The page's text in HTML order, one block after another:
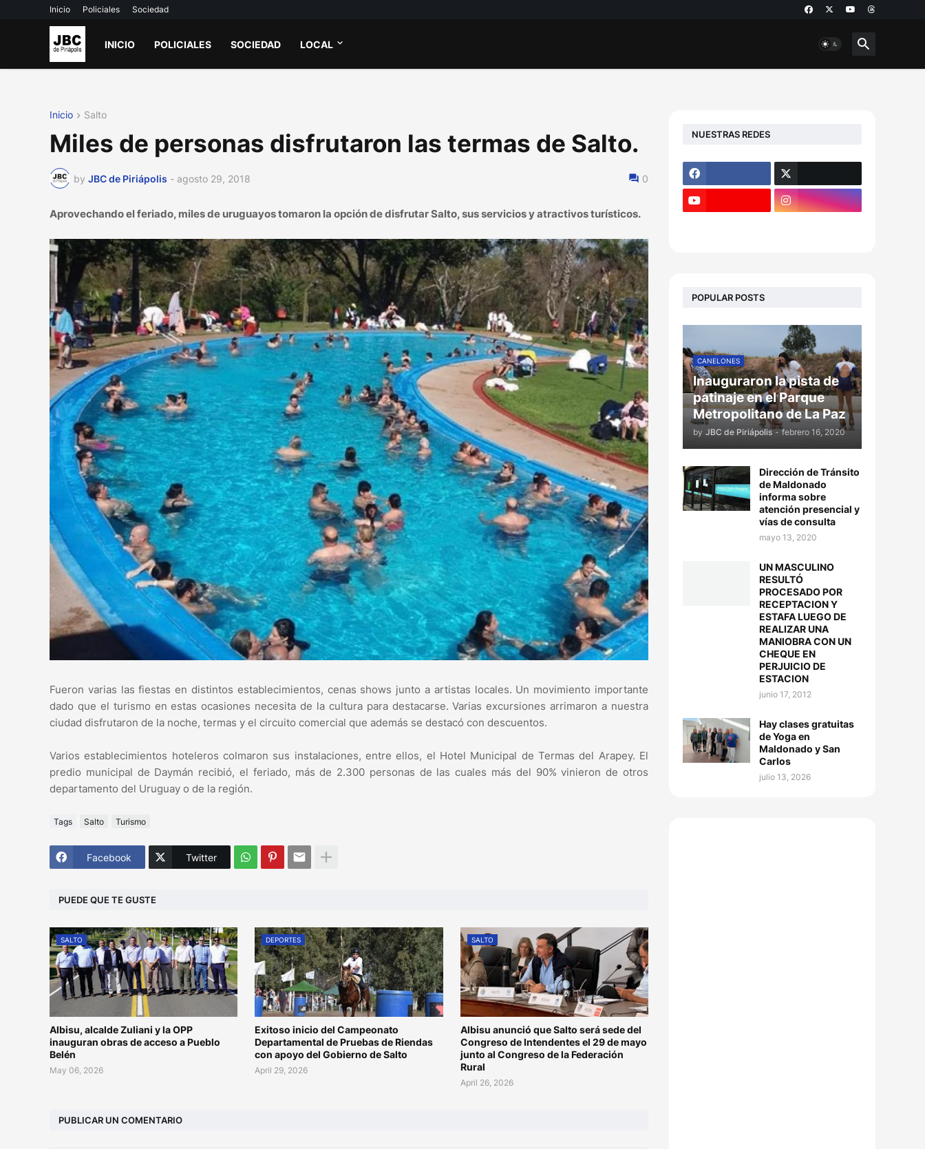
Inicio Policiales Sociedad
INICIO POLICIALES SOCIEDAD LOCAL
Inicio Salto
Miles de personas disfrutaron las termas de Salto.
by JBC de Piriápolis - agosto 29, 2018 0
Aprovechando el feriado, miles de uruguayos tomaron la opción de disfrutar Salto, sus servicios y atractivos turísticos.
Fueron varias las fiestas en distintos establecimientos, cenas shows junto a artistas locales. Un movimiento importante
dado que el turismo en estas ocasiones necesita de la cultura para destacarse. Varias excursiones arrimaron a nuestra
ciudad disfrutaron de la noche, termas y el circuito comercial que además se destacó con descuentos.
Varios establecimientos hoteleros colmaron sus instalaciones, entre ellos, el Hotel Municipal de Termas del Arapey. El
predio municipal de Daymán recibió, el feriado, más de 2.300 personas de las cuales más del 90% vinieron de otros
departamento del Uruguay o de la región.
Tags Salto Turismo
Facebook Twitter
PUEDE QUE TE GUSTE
SALTO
Albisu, alcalde Zuliani y la OPP
inauguran obras de acceso a Pueblo
Belén
May 06, 2026
DEPORTES
Exitoso inicio del Campeonato
Departamental de Pruebas de Riendas
con apoyo del Gobierno de Salto
April 29, 2026
SALTO
Albisu anunció que Salto será sede del
Congreso de Intendentes el 29 de mayo
junto al Congreso de la Federación
Rural
April 26, 2026
PUBLICAR UN COMENTARIO
NUESTRAS REDES
POPULAR POSTS
CANELONES
Inauguraron la pista de
patinaje en el Parque
Metropolitano de La Paz
by JBC de Piriápolis - febrero 16, 2020
Dirección de Tránsito
de Maldonado
informa sobre
atención presencial y
vías de consulta
mayo 13, 2020
UN MASCULINO
RESULTÓ
PROCESADO POR
RECEPTACION Y
ESTAFA LUEGO DE
REALIZAR UNA
MANIOBRA CON UN
CHEQUE EN
PERJUICIO DE
ESTACION
junio 17, 2012
Hay clases gratuitas
de Yoga en
Maldonado y San
Carlos
julio 13, 2026